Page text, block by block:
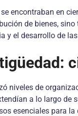
encontraban en
de bienes,
y el desarrollo de
niveles de
a lo largo
esenciales para